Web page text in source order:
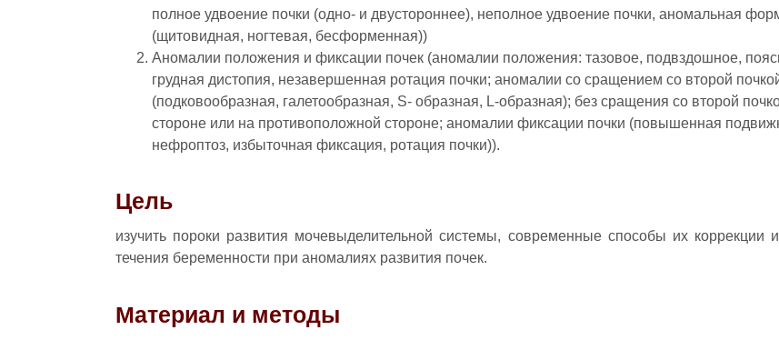
полное удвоение почки (одно- и двустороннее), неполное удвоение почки, аномальная
(щитовидная, ногтевая, бесформенная))
Аномалии положения и фиксации почек (аномалии положения: тазовое, подвздошное,
грудная дистопия, незавершенная ротация почки; аномалии со сращением со второй
(подковообразная, галетообразная, S- образная, L-образная); без сращения со второй
стороне или на противоположной стороне; аномалии фиксации почки (повышенная
нефроптоз, избыточная фиксация, ротация почки)).
Цель
изучить пороки развития мочевыделительной системы, современные способы их коррекции
течения беременности при аномалиях развития почек.
Материал и методы